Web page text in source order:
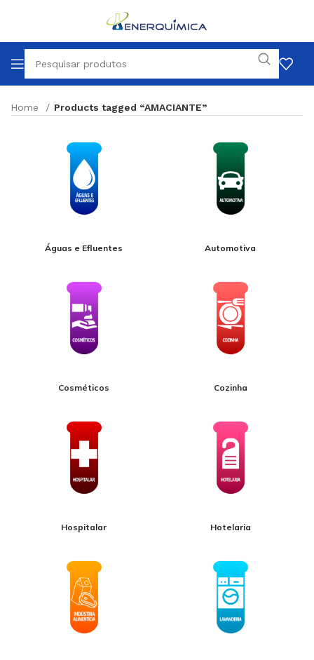
Home Products tagged “AMACIANTE”
Águas e Efluentes Automotiva
Cosméticos Cozinha
Hospitalar Hotelaria